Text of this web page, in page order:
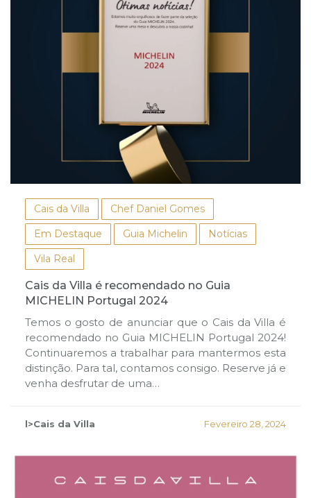
Cais da Villa
Chef Daniel Gomes
Em Destaque
Guia Michelin
Notícias
Vila Real
Cais da Villa é recomendado no Guia
MICHELIN Portugal 2024
Temos o gosto de anunciar que o Cais da Villa é
recomendado no Guia MICHELIN Portugal 2024!
Continuaremos a trabalhar para mantermos esta
distinção. Para tal, contamos consigo. Reserve já e
venha desfrutar de uma…
l>Cais da Villa Fevereiro 28, 2024